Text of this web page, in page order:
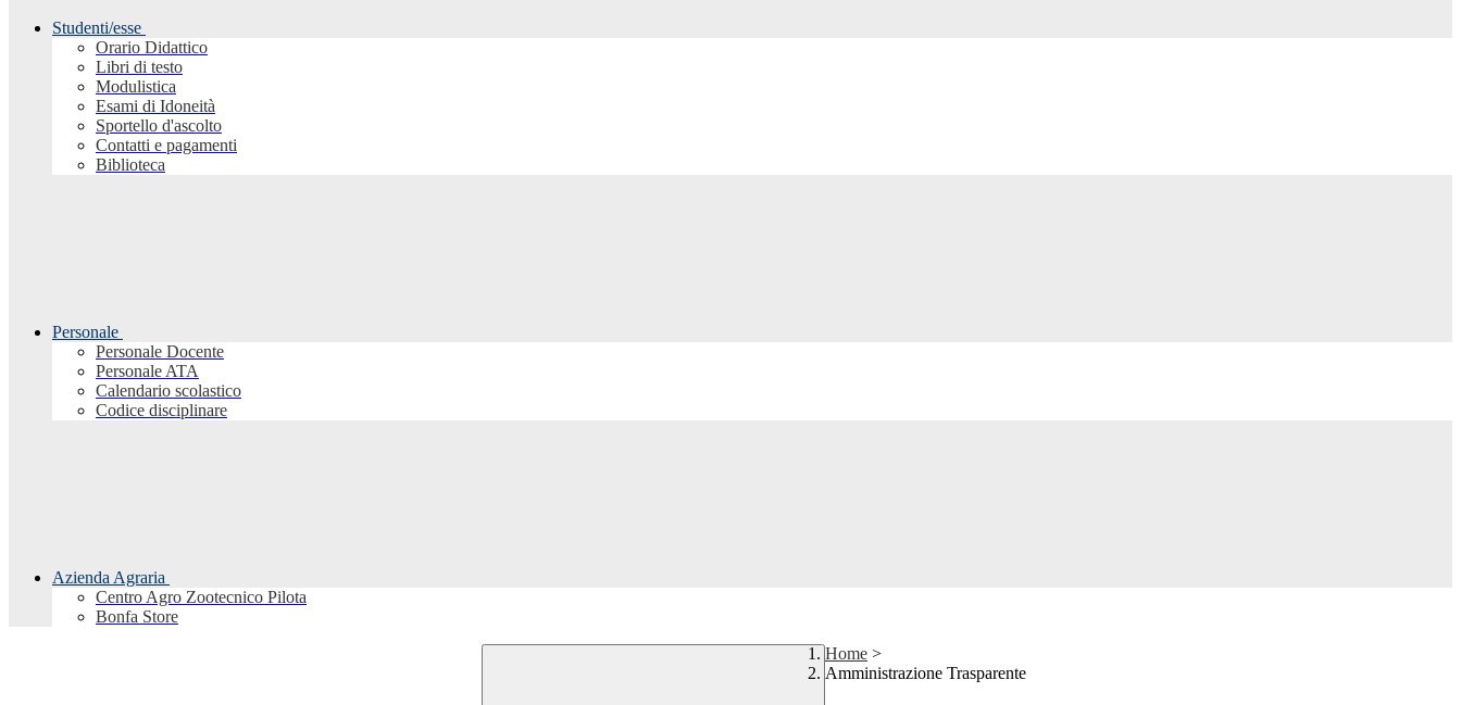
Studenti/esse
Orario Didattico
Libri di testo
Modulistica
Esami di Idoneità
Sportello d'ascolto
Contatti e pagamenti
Biblioteca
Personale
Personale Docente
Personale ATA
Calendario scolastico
Codice disciplinare
Azienda Agraria
Centro Agro Zootecnico Pilota
Bonfa Store
Home >
Amministrazione Trasparente